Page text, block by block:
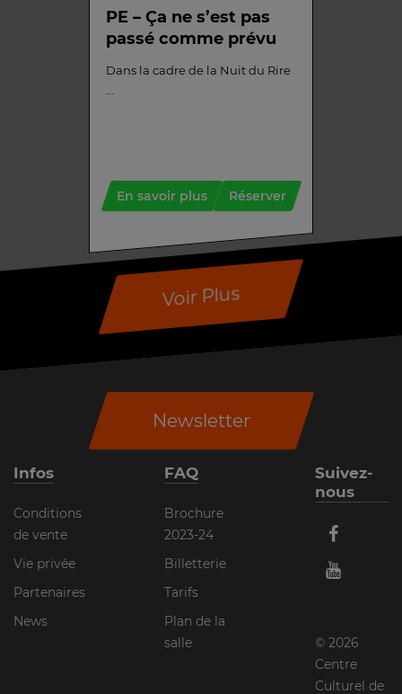
PE – Ça ne s’est pas
passé comme prévu
Dans la cadre de la Nuit du Rire
En savoir plus Réserver
Voir Plus
Newsletter
Infos
Conditions
de vente
Vie privée
Partenaires
News
FAQ
Brochure
2023-24
Billetterie
Tarifs
Plan de la
salle
Suivez-
nous
© 2026
Centre
Culturel de